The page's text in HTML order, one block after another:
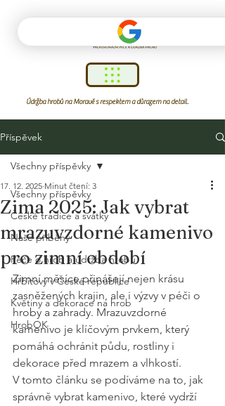
Údržba hrobů na Moravě s respektem a důrazem na detail.
Příspěvek
Všechny příspěvky
České tradice a svátky
Naše příběhy
Péče o hrob a údržba hrobu
Hřbitovy v České republice
Květiny a dekorace na hrob
HrobOK
Všechny příspěvky
Zima 2025: Jak vybrat
mrazuvzdorné kamenivo
pro zimní období
17. 12. 2025 Minut čtení: 3
Zimní měsíce přinášejí nejen krásu
zasněžených krajin, ale i výzvy v péči o
hroby a zahrady. Mrazuvzdorné
kamenivo je klíčovým prvkem, který
pomáhá ochránit půdu, rostliny i
dekorace před mrazem a vlhkostí.
V tomto článku se podíváme na to, jak
správně vybrat kamenivo, které vydrží